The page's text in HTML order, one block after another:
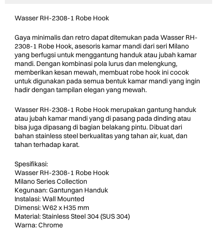
Wasser RH-2308-1 Robe Hook
Gaya minimalis dan retro dapat ditemukan pada Wasser RH-
2308-1 Robe Hook, asesoris kamar mandi dari seri Milano
yang berfugsi untuk menggantung handuk atau jubah kamar
mandi. Dengan kombinasi pola lurus dan melengkung,
memberikan kesan mewah, membuat robe hook ini cocok
untuk digunakan pada semua bentuk kamar mandi yang ingin
hadir dengan tampilan elegan yang mewah.
Wasser RH-2308-1 Robe Hook merupakan gantung handuk
atau jubah kamar mandi yang di pasang pada dinding atau
bisa juga dipasang di bagian belakang pintu. Dibuat dari
bahan stainless steel berkualitas yang tahan air, kuat, dan
tahan terhadap karat.
Spesifikasi:
Wasser RH-2308-1 Robe Hook
Milano Series Collection
Kegunaan: Gantungan Handuk
Instalasi: Wall Mounted
Dimensi: W62 x H35 mm
Material: Stainless Steel 304 (SUS 304)
Warna: Chrome